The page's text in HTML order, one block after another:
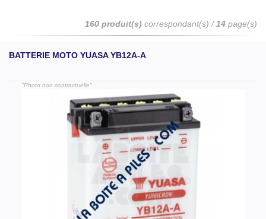
160 produit(s) correspondant(s) /14 page(s)
BATTERIE MOTO YUASA YB12A-A
"Photo non contractuelle"